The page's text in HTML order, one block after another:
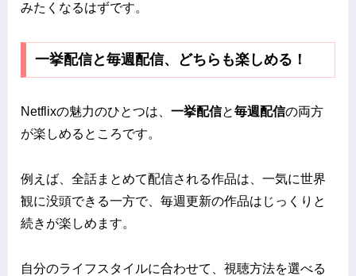
みたくなるはずです。
一挙配信と毎週配信、どちらも楽しめる！
Netflixの魅力のひとつは、 一挙配信と毎週配信の両方
が楽しめるところです。
例えば、全話まとめて配信される作品は、一気に世界
観に没頭できる一方で、毎週更新の作品はじっくりと
続きが楽しめます。
自分のライフスタイルに合わせて、視聴方法を選べる